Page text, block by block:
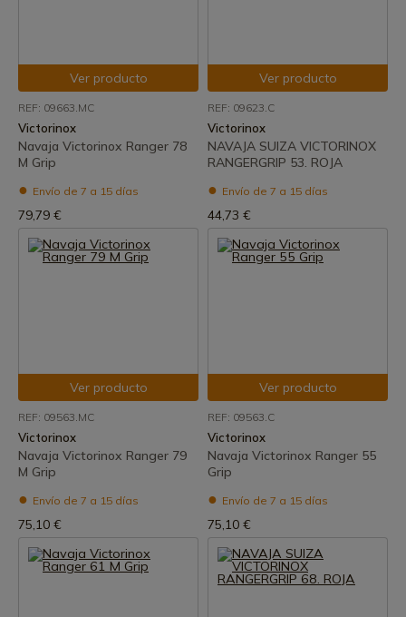
Ver producto
REF: 09663.MC
Victorinox
Navaja Victorinox Ranger 78
M Grip
Envío de 7 a 15 días
79,79 €
Ver producto
REF: 09623.C
Victorinox
NAVAJA SUIZA VICTORINOX
RANGERGRIP 53. ROJA
Envío de 7 a 15 días
44,73 €
Ver producto
REF: 09563.MC
Victorinox
Navaja Victorinox Ranger 79
M Grip
Envío de 7 a 15 días
75,10 €
Ver producto
REF: 09563.C
Victorinox
Navaja Victorinox Ranger 55
Grip
Envío de 7 a 15 días
75,10 €